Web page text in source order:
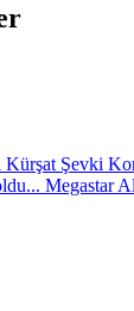
Şevki
Megastar